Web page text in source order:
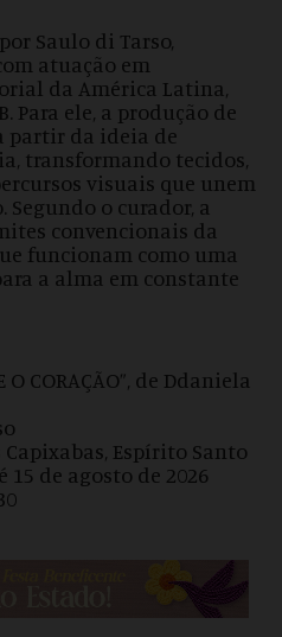
Saulo di Tarso,
atuação em
da América Latina,
Para ele, a produção de
partir da ideia de
transformando tecidos,
visuais que unem
o curador, a
convencionais da
funcionam como uma
a alma em constante
O CORAÇÃO”, de Ddaniela
Capixabas, Espírito Santo
de agosto de 2026